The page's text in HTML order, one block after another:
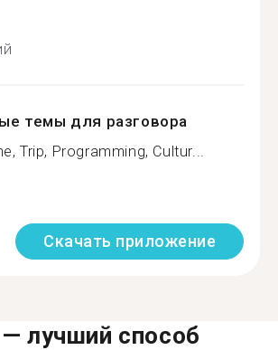
темы для разговора
Trip, Programming, Cultur...
Скачать приложение
лучший способ